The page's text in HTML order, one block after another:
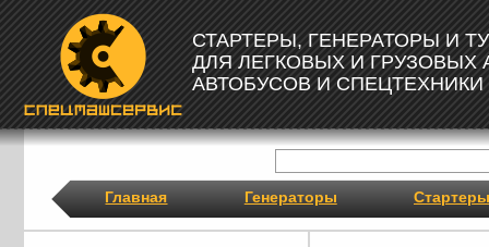
СТАРТЕРЫ, ГЕНЕРАТОРЫ И
ДЛЯ ЛЕГКОВЫХ И ГРУЗОВЫХ
АВТОБУСОВ И СПЕЦТЕХНИКИ
Главная Генераторы Стартеры